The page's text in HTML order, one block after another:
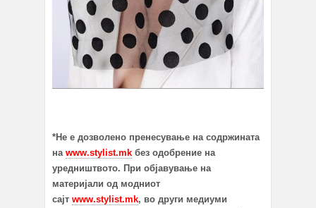
*Не е дозволено пренесување на содржината
на www.stylist.mk без одобрение на
уредништвото. При објавување на
материјали од модниот
сајт www.stylist.mk, во други медиуми